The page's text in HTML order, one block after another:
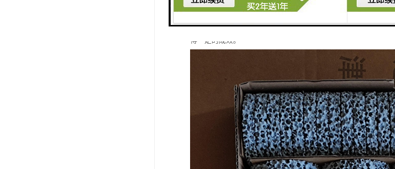
较大,自身组对时磨损量大,在使用过程中的可靠性差,工作寿命
的生产成本限制了碳化硅密封环的推广应用。由此,国内外众多
得一定的成效。